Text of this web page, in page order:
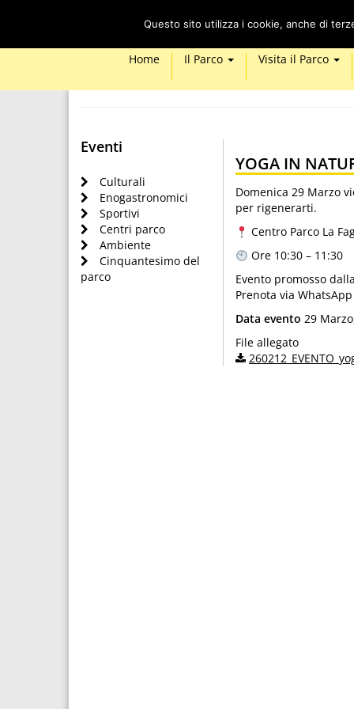
Home Il Parco Visita il Parco
Eventi
Culturali
Enogastronomici
Sportivi
Centri parco
Ambiente
Cinquantesimo del
parco
YOGA IN
Domenica 29 Marzo
per rigenerarti.
Centro Parco La
Ore 10:30 – 11:30
Evento promosso
Prenota via
Data evento 29
File allegato
Questo sito utilizza i cookie, anche di